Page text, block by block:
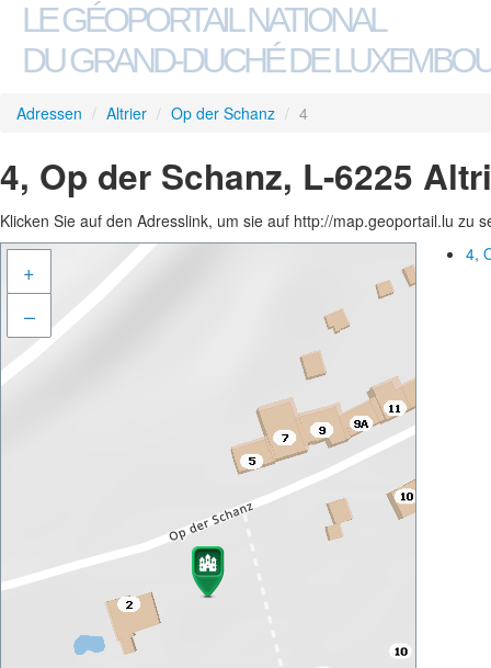
LE GÉOPORTAIL NATIONAL
DU GRAND-DUCHÉ DE
Adressen / Altrier / Op der Schanz / 4
4, Op der Schanz, L-6225
Klicken Sie auf den Adresslink, um sie auf http://map.geoportail.lu zu
+
–
4,